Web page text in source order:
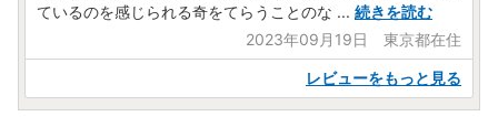
ているのを感じられる奇をてらうことのな ... 続きを読む
2023年09月19日 東京都在住
レビューをもっと見る